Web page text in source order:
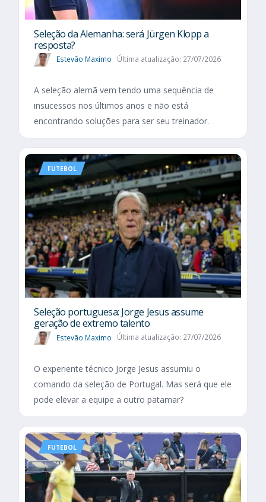
Seleção da Alemanha: será Jürgen Klopp a
resposta?
Estevão Maximo Última atualização: 27/07/2026
A seleção alemã vem tendo uma sequência de
insucessos nos últimos anos e não está
encontrando soluções para ser seu treinador.
FUTEBOL
Seleção portuguesa: Jorge Jesus assume
geração de extremo talento
Estevão Maximo Última atualização: 27/07/2026
O experiente técnico Jorge Jesus assumiu o
comando da seleção de Portugal. Mas será que ele
pode elevar a equipe a outro patamar?
FUTEBOL